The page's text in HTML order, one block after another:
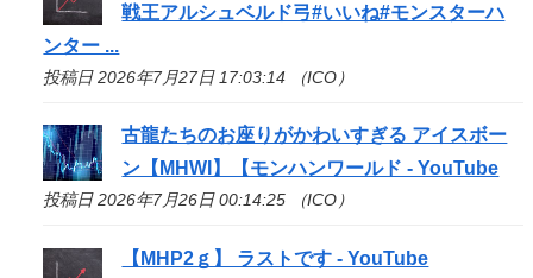
戦王アルシュベルド弓#いいね#モンスターハ
ンター ...
投稿日 2026年7月27日 17:03:14 （ICO）
古龍たちのお座りがかわいすぎる アイスボー
ン【MHWI】【モンハンワールド - YouTube
投稿日 2026年7月26日 00:14:25 （ICO）
【MHP2ｇ】 ラストです - YouTube